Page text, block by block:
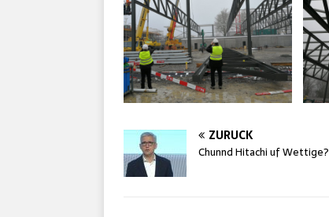
ZURÜCK
Chunnd Hitachi uf Wettige?